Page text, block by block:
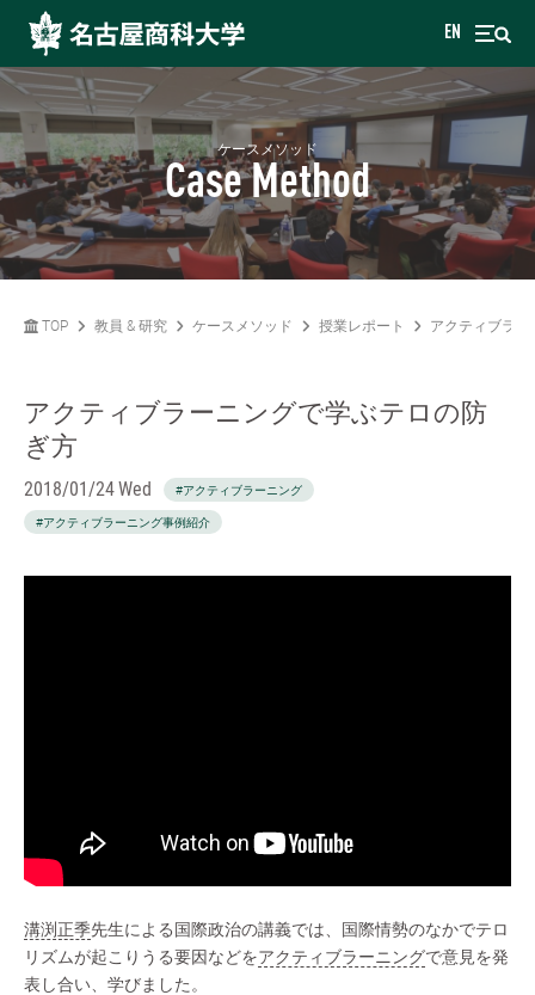
EN
ケースメソッド
Case Method
TOP 教員 & 研究 ケースメソッド 授業レポート アクティブラ
アクティブラーニングで学ぶテロの防
ぎ方
2018/01/24 Wed #アクティブラーニング
#アクティブラーニング事例紹介
溝渕正季先生による国際政治の講義では、国際情勢のなかでテロ
リズムが起こりうる要因などをアクティブラーニングで意見を発
表し合い、学びました。